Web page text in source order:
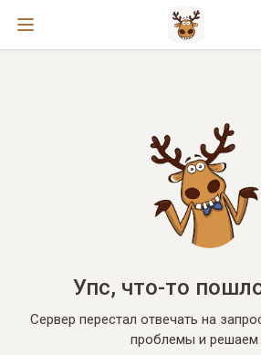
Упс, что-то
Сервер перестал отвечать на
проблемы и решаем